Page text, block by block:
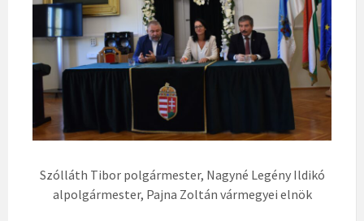
Szólláth Tibor polgármester, Nagyné Legény Ildikó
alpolgármester, Pajna Zoltán vármegyei elnök